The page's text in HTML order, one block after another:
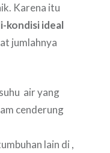
Karena itu
kondisi ideal
jumlahnya
air yang
cenderung
lain di ,